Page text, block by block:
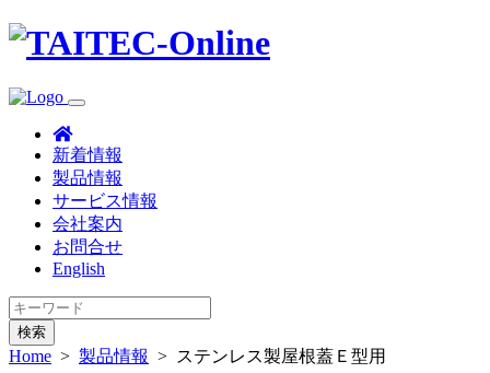
新着情報
製品情報
サービス情報
会社案内
お問合せ
English
検索
Home > 製品情報 > ステンレス製屋根蓋Ｅ型用